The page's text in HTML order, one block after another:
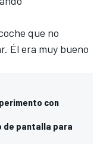
que no
Él era muy bueno
con
pantalla para